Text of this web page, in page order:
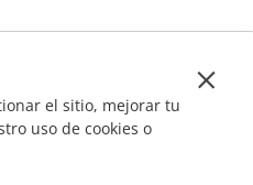
el sitio, mejorar tu
uso de cookies o